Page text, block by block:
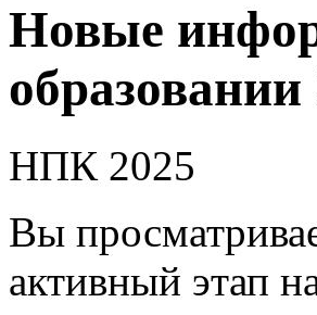
Новые
образовании
НПК 2025
Вы
активный этап